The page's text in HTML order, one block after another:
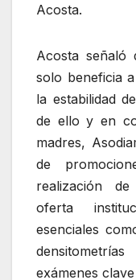
Acosta.
Acosta señaló
solo beneficia
la estabilidad
de ello y en
madres,
de
realización
oferta
esenciales
exámenes